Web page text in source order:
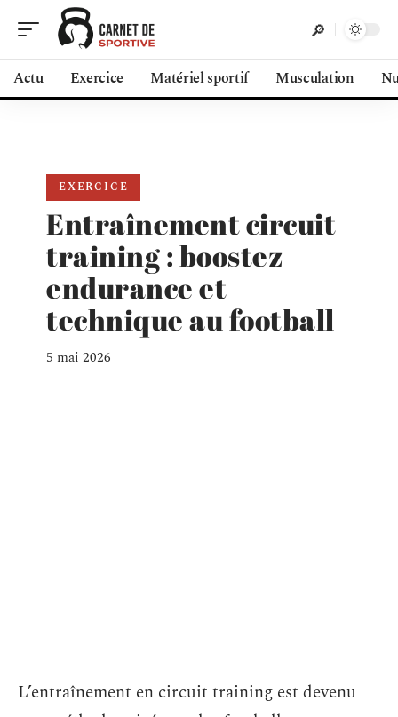
Actu Exercice Matériel sportif Musculation
EXERCICE
Entraînement circuit
training : boostez
endurance et
technique au football
5 mai 2026
L’entraînement en circuit training est devenu